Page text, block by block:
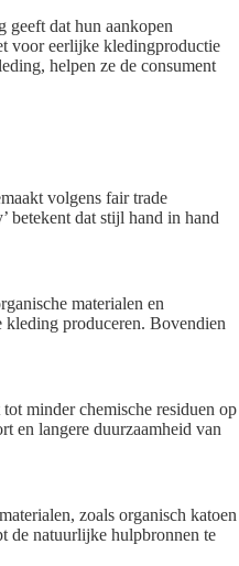
geeft dat hun aankopen
voor eerlijke kledingproductie
helpen ze de consument
volgens fair trade
betekent dat stijl hand in hand
materialen en
kleding produceren. Bovendien
minder chemische residuen op
en langere duurzaamheid van
zoals organisch katoen
de natuurlijke hulpbronnen te